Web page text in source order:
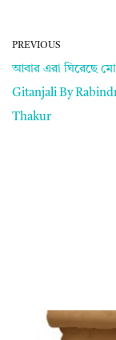
PREVIOUS
আবার এরা ঘিরেছে
Gitanjali By
Thakur